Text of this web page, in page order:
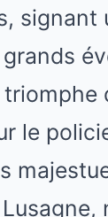
signant
le